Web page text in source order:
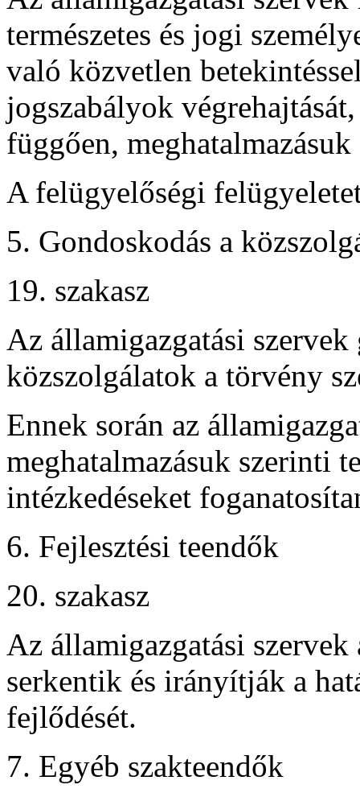
természetes és jogi
való közvetlen
jogszabályok
függően,
A felügyelőségi
5. Gondoskodás a
19. szakasz
Az államigazgatási
közszolgálatok a törvény
Ennek során az
meghatalmazásuk szerinti
intézkedéseket
6. Fejlesztési teendők
20. szakasz
Az államigazgatási
serkentik és irányítják a
fejlődését.
7. Egyéb szakteendők